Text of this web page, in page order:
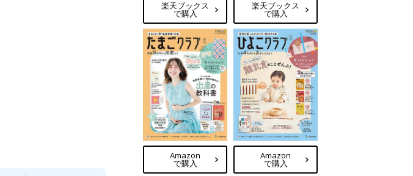
楽天ブックス
で購入
楽天ブックス
で購入
Amazon
で購入
Amazon
で購入